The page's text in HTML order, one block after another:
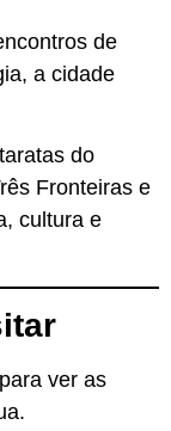
de
a cidade
do
Fronteiras e
cultura e
ver as